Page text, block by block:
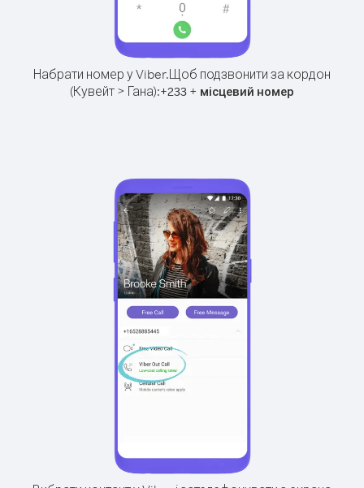
Набрати номер у Viber.Щоб подзвонити за кордон
(Кувейт > Гана):+233 + місцевий номер